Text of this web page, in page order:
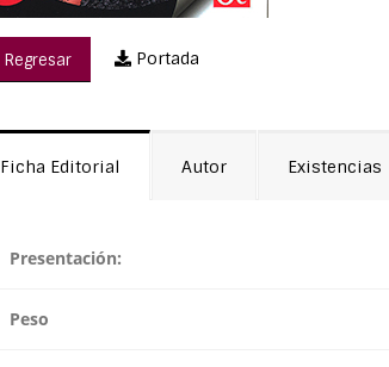
Regresar Portada
Ficha Editorial Autor Existencias
Presentación:
Peso